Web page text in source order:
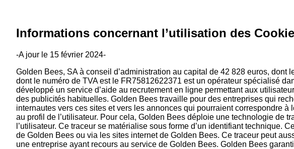
Informations concernant l’utilisation des
-A jour le 15 février 2024-
Golden Bees, SA à conseil d’administration au capital de 42 828 euros,
dont le numéro de TVA est le FR75812622371 est un opérateur spécialisé
développé un service d’aide au recrutement en ligne permettant aux
des publicités habituelles. Golden Bees travaille pour des entreprises qui
internautes vers ces sites et vers les annonces qui pourraient correspondre à
au profil de l’utilisateur. Pour cela, Golden Bees déploie une technologie de
l’utilisateur. Ce traceur se matérialise sous forme d’un identifiant
de Golden Bees ou via les sites internet de Golden Bees. Ce traceur peut
une entreprise ayant recours au service de Golden Bees. Golden Bees